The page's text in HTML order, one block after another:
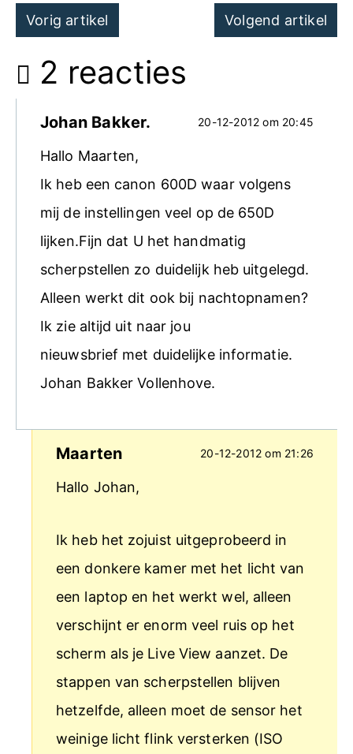
Post
navigation
Vorig artikel Volgend artikel
2 reacties
Johan Bakker. 20-12-2012 om 20:45
Hallo Maarten,
Ik heb een canon 600D waar volgens
mij de instellingen veel op de 650D
lijken.Fijn dat U het handmatig
scherpstellen zo duidelijk heb uitgelegd.
Alleen werkt dit ook bij nachtopnamen?
Ik zie altijd uit naar jou
nieuwsbrief met duidelijke informatie.
Johan Bakker Vollenhove.
Maarten 20-12-2012 om 21:26
Hallo Johan,
Ik heb het zojuist uitgeprobeerd in
een donkere kamer met het licht van
een laptop en het werkt wel, alleen
verschijnt er enorm veel ruis op het
scherm als je Live View aanzet. De
stappen van scherpstellen blijven
hetzelfde, alleen moet de sensor het
weinige licht flink versterken (ISO